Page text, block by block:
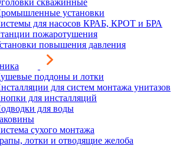
скважинные
установки
для насосов КРАБ, КРОТ и БРА
пожаротушения
повышения давления
поддоны и лотки
для систем монтажа унитазов
для инсталляций
для воды
сухого монтажа
лотки и отводящие желоба